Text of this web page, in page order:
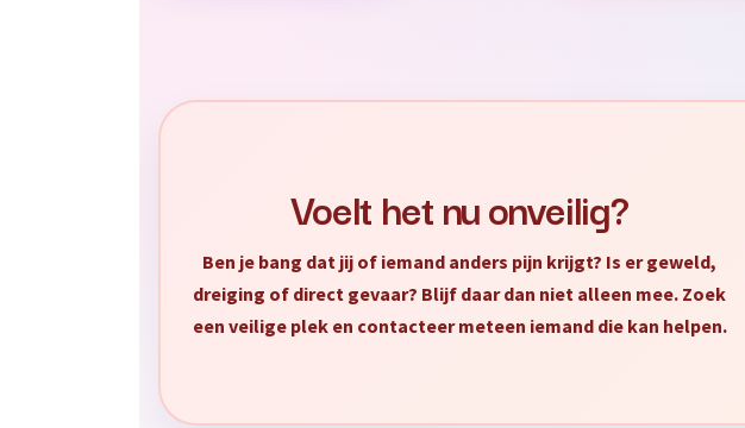
Voelt het nu onveilig?
Ben je bang dat jij of iemand anders pijn krijgt? Is er geweld,
dreiging of direct gevaar? Blijf daar dan niet alleen mee. Zoek
een veilige plek en contacteer meteen iemand die kan helpen.